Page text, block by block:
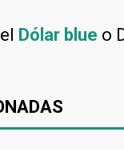
Dólar blue o